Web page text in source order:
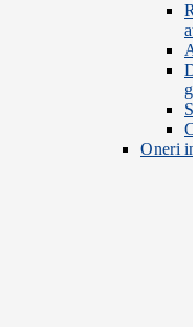
Oneri